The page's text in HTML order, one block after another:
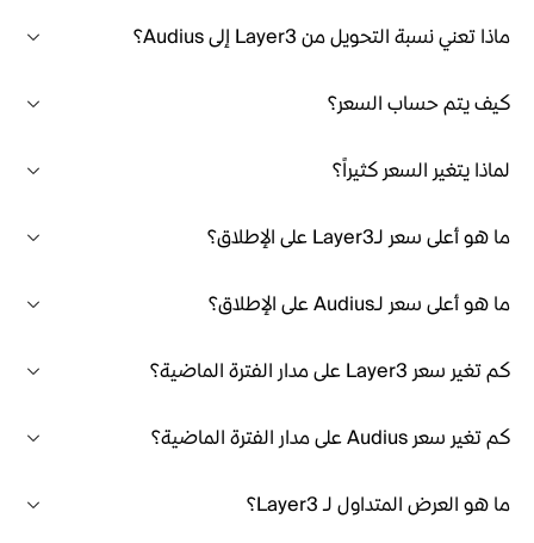
ماذا تعني نسبة التحويل من Layer3 إلى Audius؟
كيف يتم حساب السعر؟
لماذا يتغير السعر كثيراً؟
ما هو أعلى سعر لـLayer3 على الإطلاق؟
ما هو أعلى سعر لـAudius على الإطلاق؟
كم تغير سعر Layer3 على مدار الفترة الماضية؟
كم تغير سعر Audius على مدار الفترة الماضية؟
ما هو العرض المتداول لـ Layer3؟